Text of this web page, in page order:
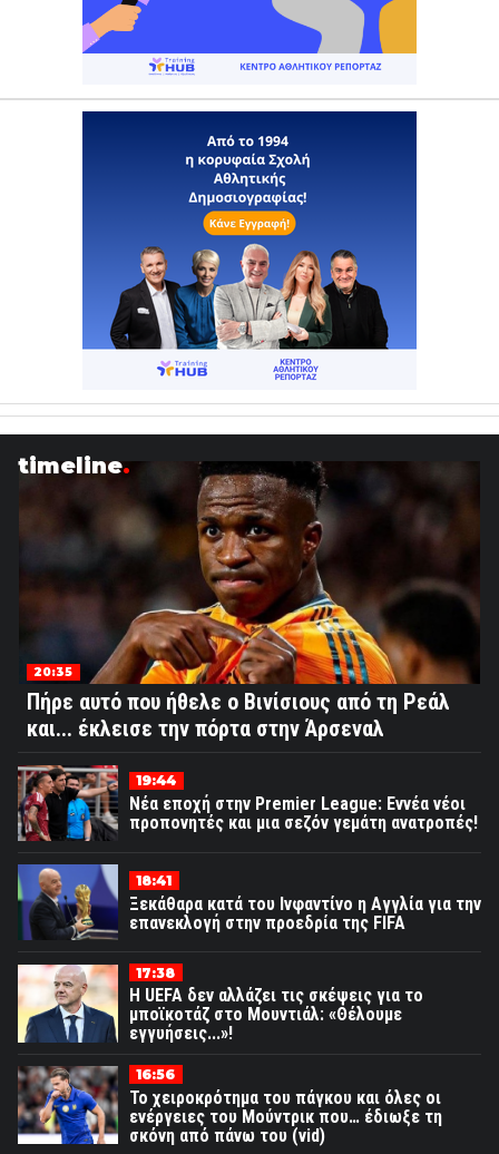
timeline
20:35
Πήρε αυτό που ήθελε ο Βινίσιους από τη Ρεάλ
και... έκλεισε την πόρτα στην Άρσεναλ
19:44
Νέα εποχή στην Premier League: Εννέα νέοι
προπονητές και μια σεζόν γεμάτη ανατροπές!
18:41
Ξεκάθαρα κατά του Ινφαντίνο η Αγγλία για την
επανεκλογή στην προεδρία της FIFA
17:38
Η UEFA δεν αλλάζει τις σκέψεις για το
μποϊκοτάζ στο Μουντιάλ: «Θέλουμε
εγγυήσεις...»!
16:56
Το χειροκρότημα του πάγκου και όλες οι
ενέργειες του Μούντρικ που… έδιωξε τη
σκόνη από πάνω του (vid)